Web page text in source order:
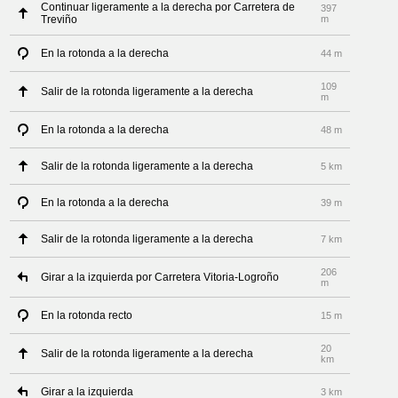
Continuar ligeramente a la derecha por Carretera de
Treviño
397
m
En la rotonda a la derecha 44 m
Salir de la rotonda ligeramente a la derecha
109
m
En la rotonda a la derecha 48 m
Salir de la rotonda ligeramente a la derecha 5 km
En la rotonda a la derecha 39 m
Salir de la rotonda ligeramente a la derecha 7 km
Girar a la izquierda por Carretera Vitoria-Logroño
206
m
En la rotonda recto 15 m
Salir de la rotonda ligeramente a la derecha
20
km
Girar a la izquierda 3 km